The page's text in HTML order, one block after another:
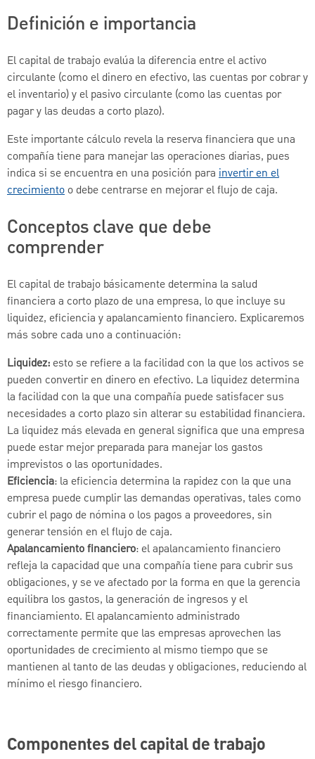
Definición e importancia
El capital de trabajo evalúa la diferencia entre el activo
circulante (como el dinero en efectivo, las cuentas por cobrar y
el inventario) y el pasivo circulante (como las cuentas por
pagar y las deudas a corto plazo).
Este importante cálculo revela la reserva financiera que una
compañía tiene para manejar las operaciones diarias, pues
indica si se encuentra en una posición para invertir en el
crecimiento o debe centrarse en mejorar el flujo de caja.
Conceptos clave que debe
comprender
El capital de trabajo básicamente determina la salud
financiera a corto plazo de una empresa, lo que incluye su
liquidez, eficiencia y apalancamiento financiero. Explicaremos
más sobre cada uno a continuación:
Liquidez:esto se refiere a la facilidad con la que los activos se
pueden convertir en dinero en efectivo. La liquidez determina
la facilidad con la que una compañía puede satisfacer sus
necesidades a corto plazo sin alterar su estabilidad financiera.
La liquidez más elevada en general significa que una empresa
puede estar mejor preparada para manejar los gastos
imprevistos o las oportunidades.
Eficiencia: la eficiencia determina la rapidez con la que una
empresa puede cumplir las demandas operativas, tales como
cubrir el pago de nómina o los pagos a proveedores, sin
generar tensión en el flujo de caja.
Apalancamiento financiero: el apalancamiento financiero
refleja la capacidad que una compañía tiene para cubrir sus
obligaciones, y se ve afectado por la forma en que la gerencia
equilibra los gastos, la generación de ingresos y el
financiamiento. El apalancamiento administrado
correctamente permite que las empresas aprovechen las
oportunidades de crecimiento al mismo tiempo que se
mantienen al tanto de las deudas y obligaciones, reduciendo al
mínimo el riesgo financiero.
Componentes del capital de trabajo